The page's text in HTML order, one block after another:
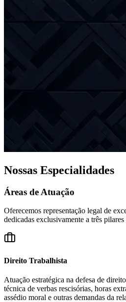
Nossas Especialidades
Áreas de Atuação
Oferecemos representação legal de
dedicadas exclusivamente a três
Direito Trabalhista
Atuação estratégica na defesa de
técnica de verbas rescisórias, horas
assédio moral e outras demandas da